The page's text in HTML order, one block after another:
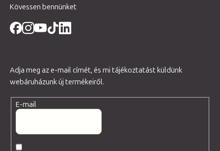
Kövessen bennünket
Adja meg az e-mail címét, és mi tájékoztatást küldünk
webáruházunk új termékeiről.
E-mail